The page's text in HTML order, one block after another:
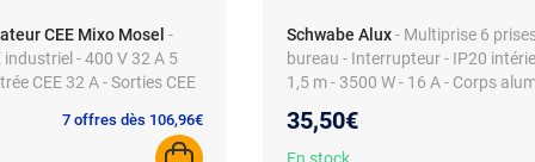
CEE Mixo Mosel -
- 400 V 32 A 5
CEE 32 A - Sorties CEE
7 offres dès 106,96€
Schwabe Alux- Multiprise 6
bureau - Interrupteur - IP20
1,5 m - 3500 W - 16 A - Corps
35,50€